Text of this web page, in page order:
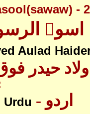
-
اسوۃ
Aulad
حیدر
Urdu - اردو